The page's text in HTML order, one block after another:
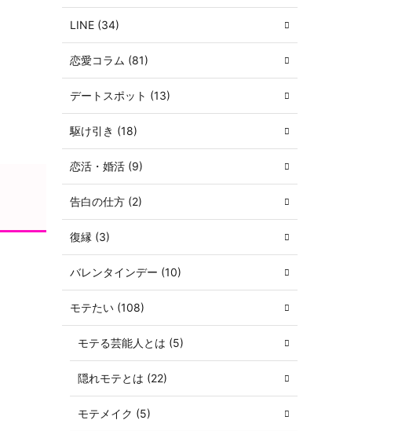
LINE (34)
恋愛コラム (81)
デートスポット (13)
駆け引き (18)
恋活・婚活 (9)
告白の仕方 (2)
復縁 (3)
バレンタインデー (10)
モテたい (108)
モテる芸能人とは (5)
隠れモテとは (22)
モテメイク (5)